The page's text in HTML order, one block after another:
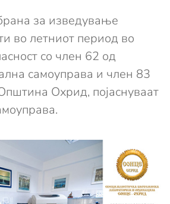
за изведување
во летниот период во
со член 62 од
самоуправа и член 83
Охрид, појаснуваат